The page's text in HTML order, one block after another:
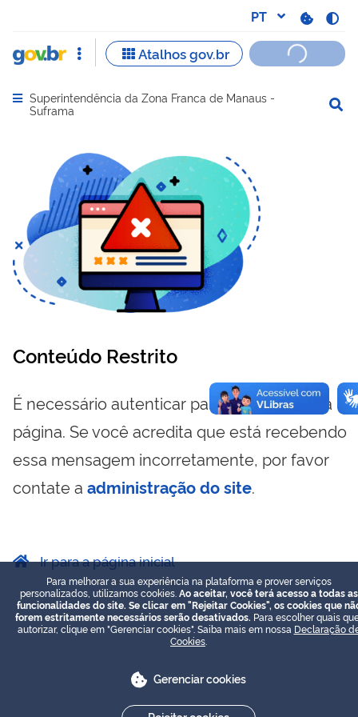
Abrir menu principal de navegação
Superintendência da Zona Franca de Manaus -
Suframa
Conteúdo Restrito
É necessário autenticar para visualizar essa
página. Se você acredita que está recebendo
essa mensagem incorretamente, por favor
contate a administração do site.
Ir para a página inicial
Para melhorar a sua experiência na plataforma e prover serviços
personalizados, utilizamos cookies. Ao aceitar, você terá acesso a todas as
funcionalidades do site. Se clicar em "Rejeitar Cookies", os cookies que
forem estritamente necessários serão desativados. Para escolher quais
autorizar, clique em "Gerenciar cookies". Saiba mais em nossa Declaração
Cookies
Gerenciar cookies